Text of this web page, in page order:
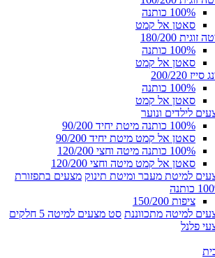
100% כותנה
סאטן אל קמט
זוגית 180/200
100% כותנה
סאטן אל קמט
200/220
100% כותנה
סאטן אל קמט
לילדים ונוער
100% כותנה מיטת יחיד 90/200
סאטן אל קמט מיטת יחיד 90/200
100% כותנה מיטה וחצי 120/200
סאטן אל קמט מיטה וחצי 120/200
למיטת מעבר ומיטת תינוק מצעים בתפזורת
כותנה
ציפות 150/200
למיטה מתכווננת סט מצעים למיטה 5 חלקים
פלנל